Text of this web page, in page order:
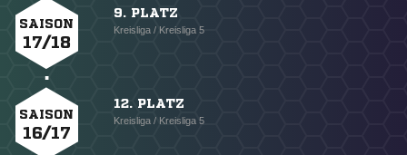
SAISON
17/18
9. PLATZ
Kreisliga / Kreisliga 5
SAISON
16/17
12. PLATZ
Kreisliga / Kreisliga 5